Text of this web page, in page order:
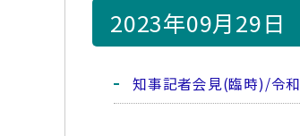
2023年09月29日
知事記者会見(臨時)/令